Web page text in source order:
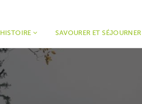
SAVOURER ET SÉJOURNER